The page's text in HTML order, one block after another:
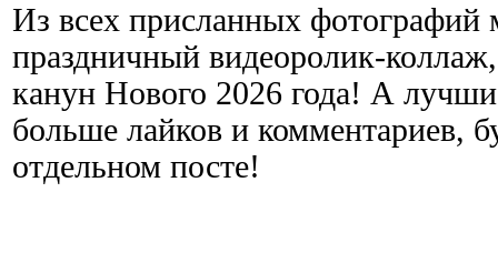
Из всех присланных
праздничный видеоролик-
канун Нового 2026 года! А
больше лайков и комментариев,
отдельном посте!